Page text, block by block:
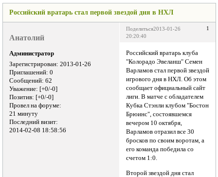
Российский вратарь стал первой звездой дня в НХЛ
Поделиться 1
2013-01-26
20:20:40
Анатолий
Администратор
Зарегистрирован: 2013-01-26
Приглашений: 0
Сообщений: 62
Уважение: [+0/-0]
Позитив: [+0/-0]
Провел на форуме:
21 минуту
Последний визит:
2014-02-08 18:58:56
Российский вратарь клуба
"Колорадо Эвеланш" Семен
Варламов стал первой звездой
игрового дня в НХЛ. Об этом
сообщает официальный сайт
лиги. В матче с обладателем
Кубка Стэнли клубом "Бостон
Брюинс", состоявшемся
вечером 10 октября,
Варламов отразил все 30
бросков по своим воротам, а
его команда победила со
счетом 1:0.
Второй звездой дня стал